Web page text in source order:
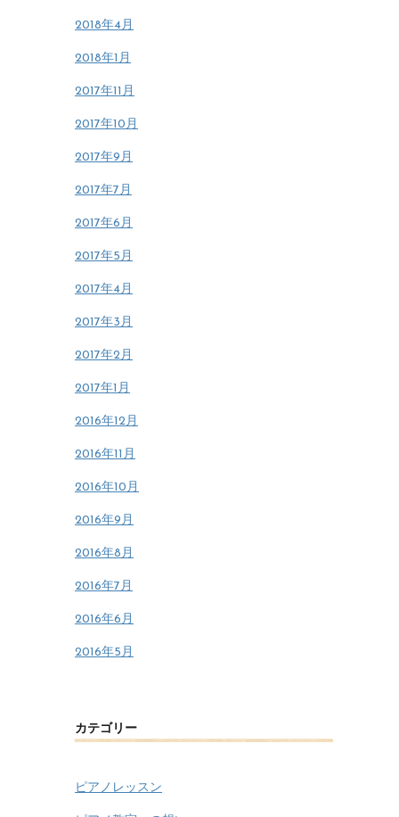
2018年4月
2018年1月
2017年11月
2017年10月
2017年9月
2017年7月
2017年6月
2017年5月
2017年4月
2017年3月
2017年2月
2017年1月
2016年12月
2016年11月
2016年10月
2016年9月
2016年8月
2016年7月
2016年6月
2016年5月
カテゴリー
ピアノレッスン